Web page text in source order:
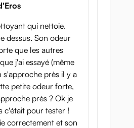
qui nettoie.
dessus. Son odeur
que les autres
j'ai essayé (même
s'approche près il y a
petite odeur forte,
près ? Ok je
c'était pour tester !
correctement et son